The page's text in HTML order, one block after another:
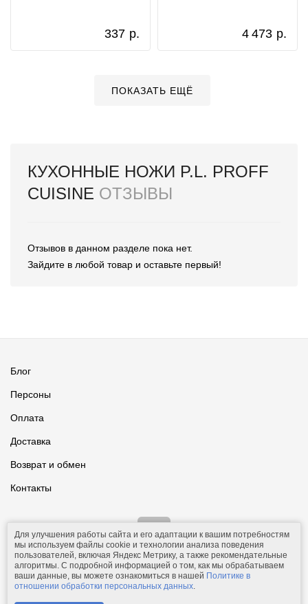
337 р. 4 473 р.
ПОКАЗАТЬ ЕЩЁ
КУХОННЫЕ НОЖИ P.L. PROFF
CUISINE ОТЗЫВЫ
Отзывов в данном разделе пока нет.
Зайдите в любой товар и оставьте первый!
Блог
Персоны
Оплата
Доставка
Возврат и обмен
Контакты
© 2011-2026.Comfolio.ru— интернет-магазин текстиля и товаров
для дома.
Для улучшения работы сайта и его адаптации к вашим потребностям
мы используем файлы cookie и технологии анализа поведения
пользователей, включая Яндекс Метрику, а также рекомендательные
алгоритмы. С подробной информацией о том, как мы обрабатываем
ваши данные, вы можете ознакомиться в нашей Политике в
отношении обработки персональных данных.